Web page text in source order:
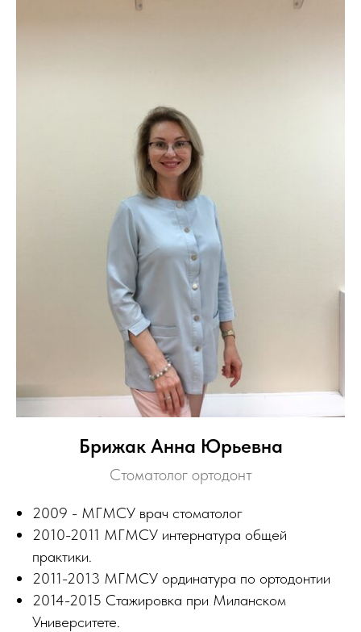
Брижак Анна Юрьевна
Стоматолог ортодонт
2009 - МГМСУ врач стоматолог
2010-2011 МГМСУ интернатура общей
практики.
2011-2013 МГМСУ ординатура по ортодонтии
2014-2015 Стажировка при Миланском
Университете.